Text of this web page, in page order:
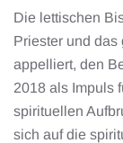
Die lettischen
Priester und das
appelliert, den
2018 als Impuls
spirituellen
sich auf die